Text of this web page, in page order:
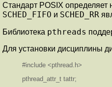
Стандарт POSIX определяет
SCHED_FIFO и SCHED_RR
Библиотека pthreads
Для установки дисциплины
#include <pthread.h>
pthread_attr_t tattr;